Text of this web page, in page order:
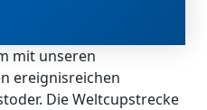
mit unseren
ereignisreichen
Die Weltcupstrecke